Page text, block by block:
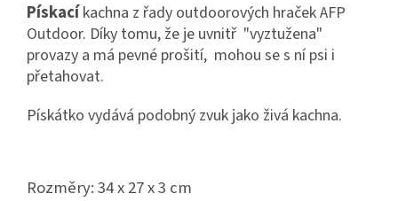
Pískacíkachna z řady outdoorových hraček AFP
Outdoor. Díky tomu, že je uvnitř "vyztužena"
provazy a má pevné prošití, mohou se s ní psi i
přetahovat.
Pískátko vydává podobný zvuk jako živá kachna.
Rozměry:34 x 27 x 3 cm